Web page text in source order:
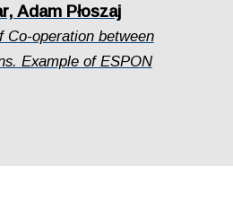
Adam Płoszaj
Co-operation between
Example of ESPON